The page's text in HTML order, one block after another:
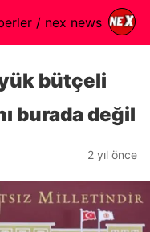
/ nex news
bütçeli
burada değil
2 yıl önce